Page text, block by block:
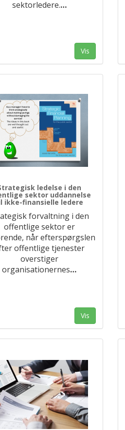
sektorledere.…
Vis
ledelse i den
sektor uddannelse
ikke-finansielle ledere
forvaltning i den
offentlige sektor er
når efterspørgslen
offentlige tjenester
overstiger
organisationernes…
Vis